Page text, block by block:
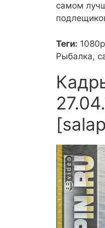
самом
Теги:
Рыбалка,